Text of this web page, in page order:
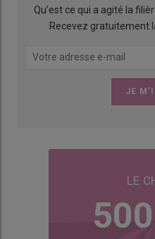
Qu’est ce qui a agité la
Recevez gratuitement
LE